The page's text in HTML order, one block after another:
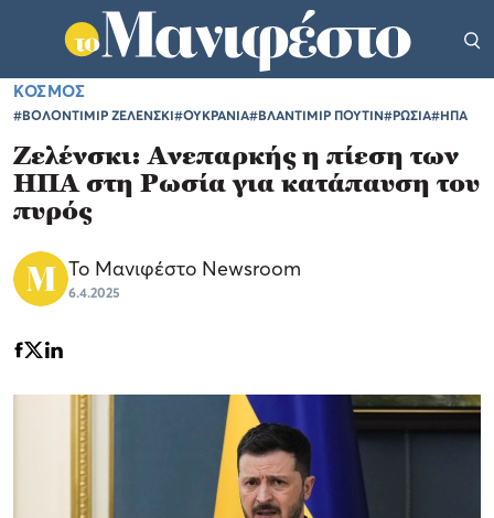
ΚΟΣΜΟΣ
#ΒΟΛΟΝΤΙΜΙΡ ΖΕΛΕΝΣΚΙ#ΟΥΚΡΑΝΙΑ#ΒΛΑΝΤΙΜΙΡ ΠΟΥΤΙΝ#ΡΩΣΙΑ#ΗΠΑ
Ζελένσκι: Ανεπαρκής η πίεση των
ΗΠΑ στη Ρωσία για κατάπαυση του
πυρός
Το Μανιφέστο Newsroom
6.4.2025